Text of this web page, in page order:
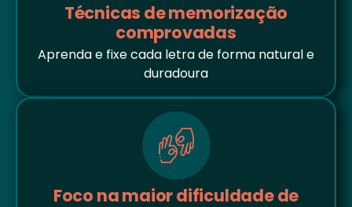
Técnicas de memorização
comprovadas
Aprenda e fixe cada letra de forma natural e
duradoura
Foco na maior dificuldade de